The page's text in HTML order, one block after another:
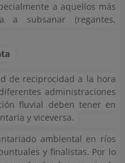
a aquellos más
a subsanar (regantes,
de reciprocidad a la hora
administraciones
fluvial deben tener en
y viceversa.
ambiental en ríos
y finalistas. Por lo